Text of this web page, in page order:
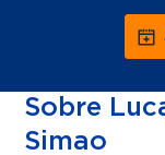
Sobre
Simao